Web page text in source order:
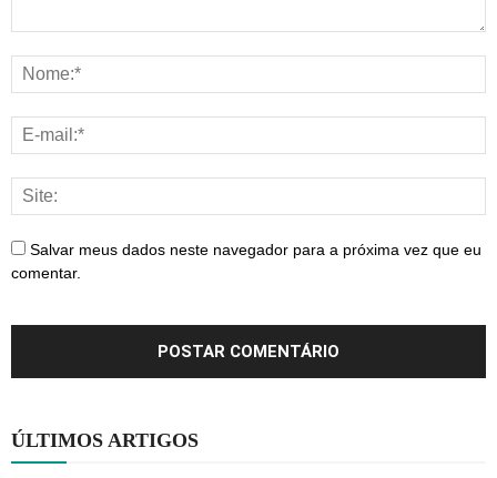
Salvar meus dados neste navegador para a próxima vez que eu
comentar.
ÚLTIMOS ARTIGOS